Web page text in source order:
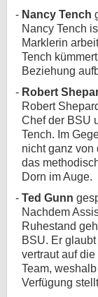
Nancy Tench
Nancy Tench
Marklerin
Tench
Beziehung
Robert
Robert
Chef der BSU
Tench. Im
nicht ganz von
das
Dorn im Auge.
Ted Gunn
Nachdem
Ruhestand
BSU. Er
vertraut auf
Team,
Verfügung